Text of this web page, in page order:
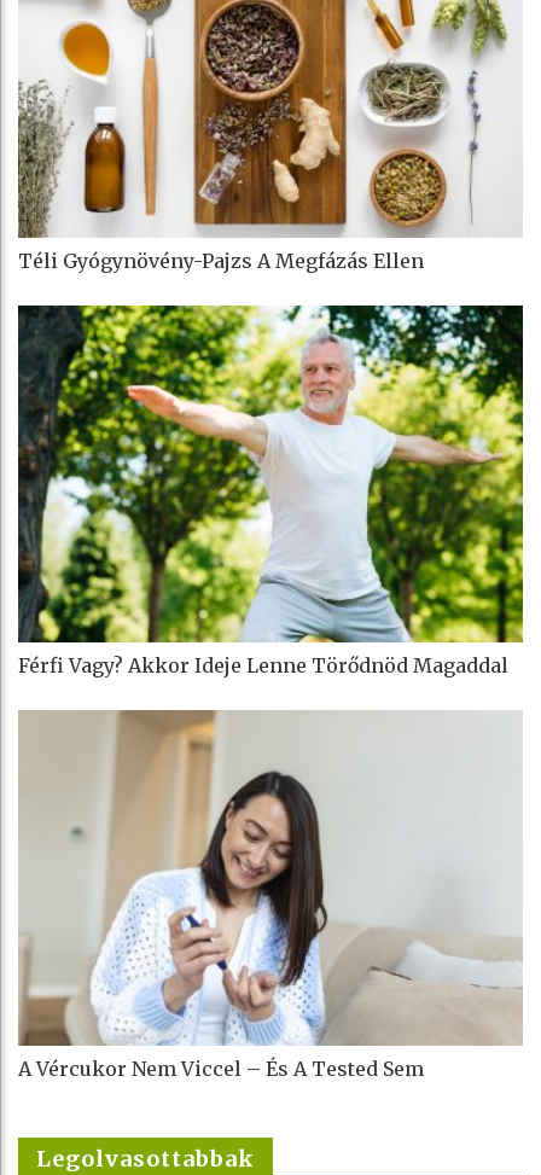
Téli Gyógynövény-Pajzs A Megfázás Ellen
Férfi Vagy? Akkor Ideje Lenne Törődnöd Magaddal
A Vércukor Nem Viccel – És A Tested Sem
Legolvasottabbak